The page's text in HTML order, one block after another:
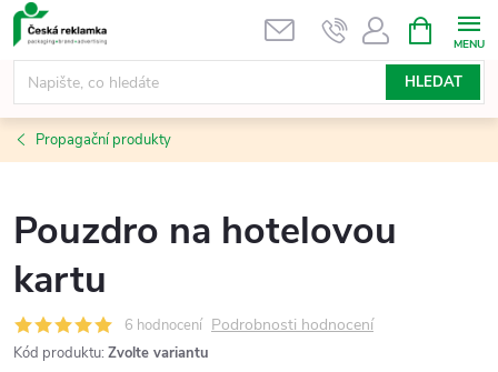
Přejít
na
obsah
HLEDAT
NÁKUPNÍ
KOŠÍK
Propagační produkty
Pouzdro na hotelovou
kartu
6 hodnocení Podrobnosti hodnocení
Kód produktu: Zvolte variantu